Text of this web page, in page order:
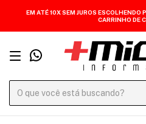
EM ATÉ 10X SEM JUROS
CARRINHO DE